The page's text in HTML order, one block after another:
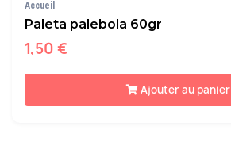
Accueil
Paleta palebola 60gr
1,50 €
Ajouter au panier